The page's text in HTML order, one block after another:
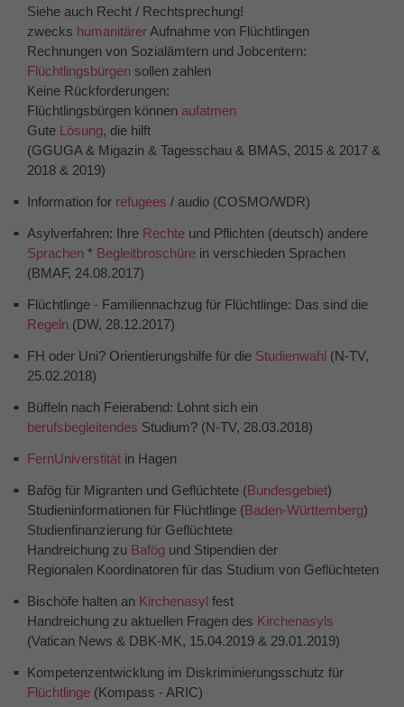
Siehe auch Recht / Rechtsprechung!
zwecks humanitärerAufnahme von Flüchtlingen
Rechnungen von Sozialämtern und Jobcentern:
Flüchtlingsbürgen sollen zahlen
Keine Rückforderungen:
Flüchtlingsbürgen können aufatmen
Gute Lösung, die hilft
(GGUGA & Migazin & Tagesschau & BMAS, 2015 & 2017 &
2018 & 2019)
Information for refugees / audio (COSMO/WDR)
Asylverfahren: Ihre Rechte und Pflichten (deutsch) andere
Sprachen * Begleitbroschüre in verschieden Sprachen
(BMAF, 24.08.2017)
Flüchtlinge - Familiennachzug für Flüchtlinge: Das sind die
Regeln (DW, 28.12.2017)
FH oder Uni? Orientierungshilfe für die Studienwahl (N-TV,
25.02.2018)
Büffeln nach Feierabend: Lohnt sich ein
berufsbegleitendes Studium? (N-TV, 28.03.2018)
FernUniverstität in Hagen
Bafög für Migranten und Geflüchtete (Bundesgebiet)
Studieninformationen für Flüchtlinge (Baden-Württemberg)
Studienfinanzierung für Geflüchtete
Handreichung zu Bafög und Stipendien der
Regionalen Koordinatoren für das Studium von Geflüchteten
Bischöfe halten an Kirchenasyl fest
Handreichung zu aktuellen Fragen des Kirchenasyls
(Vatican News & DBK-MK, 15.04.2019 & 29.01.2019)
Kompetenzentwicklung im Diskriminierungsschutz für
Flüchtlinge (Kompass - ARIC)